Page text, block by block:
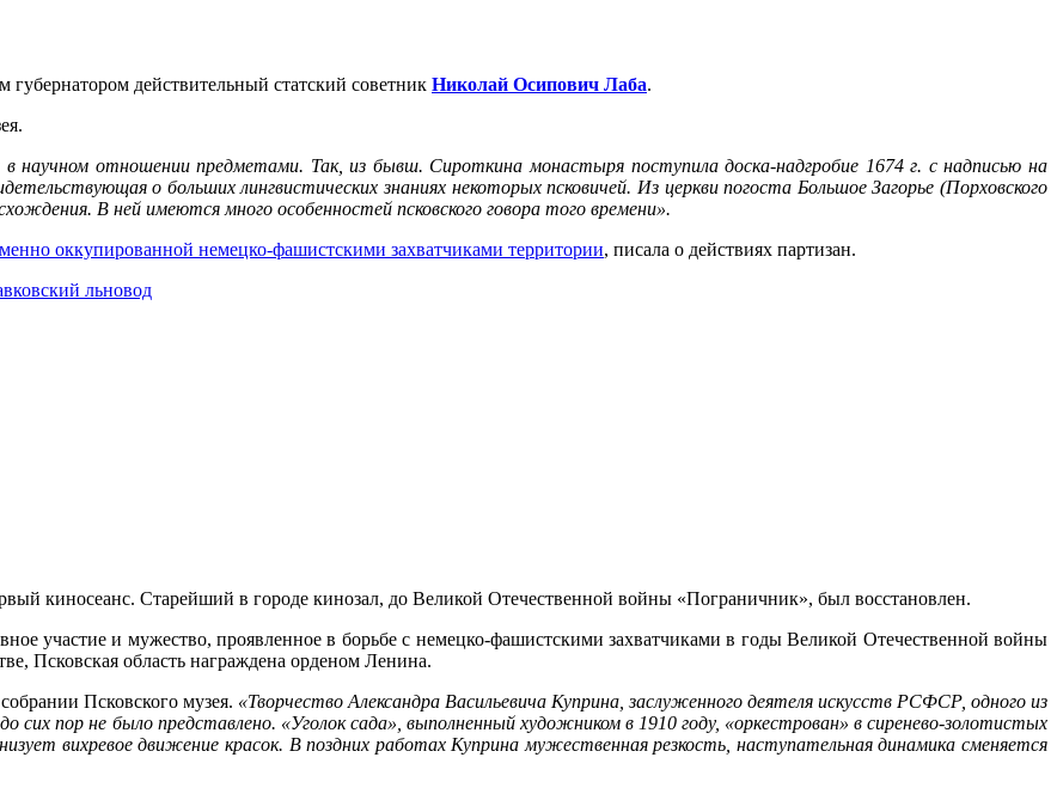
действительный статский советник Николай Осипович Лаба.
в научном отношении предметами. Так, из бывш. Сироткина монастыря поступила доска-надгробие 1674 г. с надписью на
о больших лингвистических знаниях некоторых псковичей. Из церкви погоста Большое Загорье (Порховского
В ней имеются много особенностей псковского говора того времени».
оккупированной немецко-фашистскими захватчиками территории, писала о действиях партизан.
киносеанс. Старейший в городе кинозал, до Великой Отечественной войны «Пограничник», был восстановлен.
участие и мужество, проявленное в борьбе с немецко-фашистскими захватчиками в годы Великой Отечественной войны
Псковская область награждена орденом Ленина.
Псковского музея. «Творчество Александра Васильевича Куприна, заслуженного деятеля искусств РСФСР, одного из
сих пор не было представлено. «Уголок сада», выполненный художником в 1910 году, «оркестрован» в сиренево-золотистых
вихревое движение красок. В поздних работах Куприна мужественная резкость, наступательная динамика сменяется